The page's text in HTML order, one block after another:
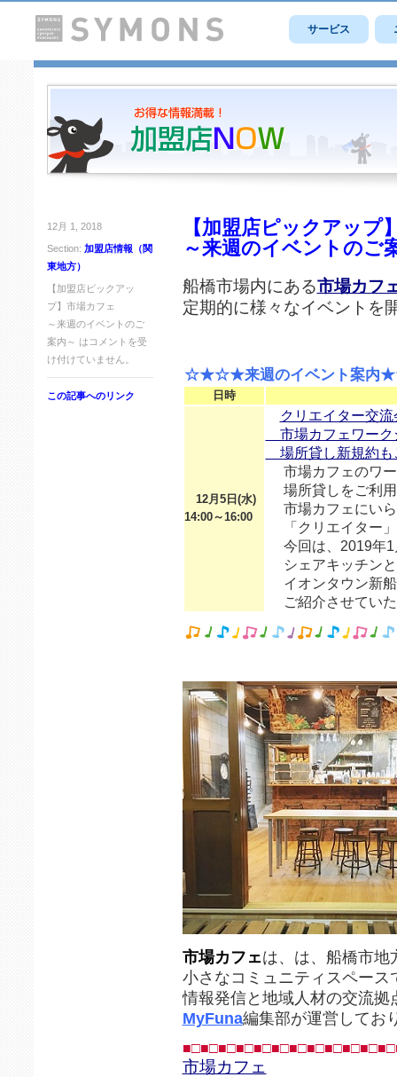
サービス
12月 1, 2018
Section: 加盟店情報（関
東地方）
【加盟店ピックアッ
プ】市場カフェ
～来週のイベントのご
案内～ は コメントを受
け付けていません。
この記事へのリンク
【加盟店ピックアップ
～来週のイベントのご
船橋市場内にある市場カフ
定期的に様々なイベントを
☆★☆★来週のイベント案
日時
12月5日(水)
14:00～16:00
クリエイター交流
市場カフェワーク
場所貸し新規約も
市場カフェのワー
場所貸しをご利用
市場カフェにいら
「クリエイター」
今回は、2019年1
シェアキッチンと
イオンタウン新船
ご紹介させていた
市場カフェは、は、船橋市地
小さなコミュニティスペース
情報発信と地域人材の交流拠
MyFuna編集部が運営してお
市場カフェ